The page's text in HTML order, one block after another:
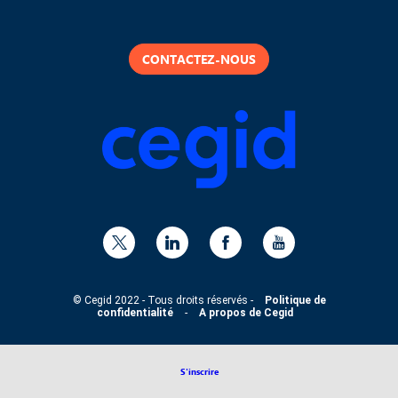
CONTACTEZ-NOUS
© Cegid 2022 - Tous droits réservés -
Politique de
confidentialité
- A propos de Cegid
S'inscrire